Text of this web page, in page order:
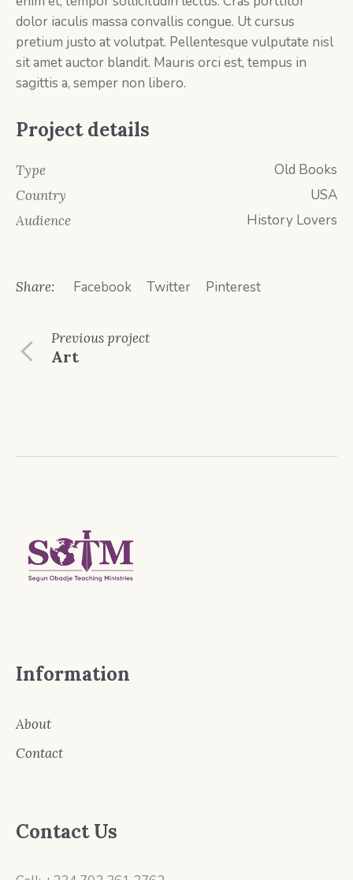
dolor iaculis massa convallis congue. Ut cursus
pretium justo at volutpat. Pellentesque vulputate nisl
sit amet auctor blandit. Mauris orci est, tempus in
sagittis a, semper non libero.
Project details
Type Old Books
Country USA
Audience History Lovers
Share: Facebook Twitter Pinterest
Previousproject
Art
Information
About
Contact
Contact Us